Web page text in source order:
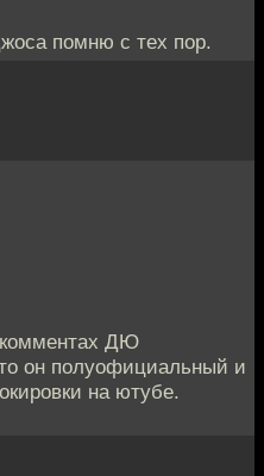
помню с тех пор.
комментах ДЮ
он полуофициальный и
на ютубе.